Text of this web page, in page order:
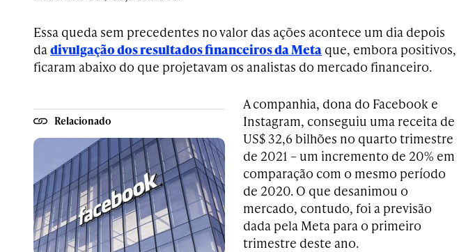
Essa queda sem precedentes no valor das ações acontece um dia depois
da divulgação dos resultados financeiros da Meta que, embora positivos,
ficaram abaixo do que projetavam os analistas do mercado financeiro.
Relacionado
A companhia, dona do Facebook e
Instagram, conseguiu uma receita de
US$ 32,6 bilhões no quarto trimestre
de 2021 – um incremento de 20% em
comparação com o mesmo período
de 2020. O que desanimou o
mercado, contudo, foi a previsão
dada pela Meta para o primeiro
trimestre deste ano.